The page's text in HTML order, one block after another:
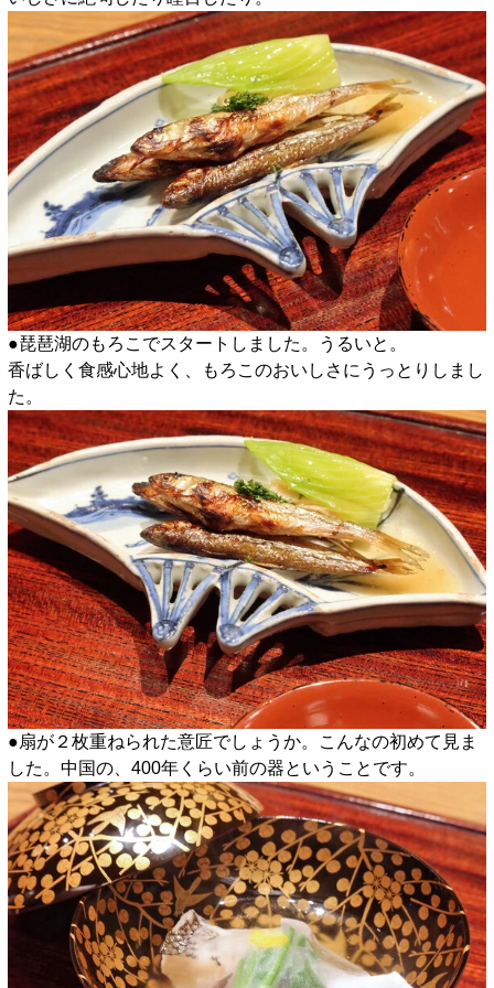
●琵琶湖のもろこでスタートしました。うるいと。
香ばしく食感心地よく、もろこのおいしさにうっとりしまし
た。
●扇が２枚重ねられた意匠でしょうか。こんなの初めて見ま
した。中国の、400年くらい前の器ということです。